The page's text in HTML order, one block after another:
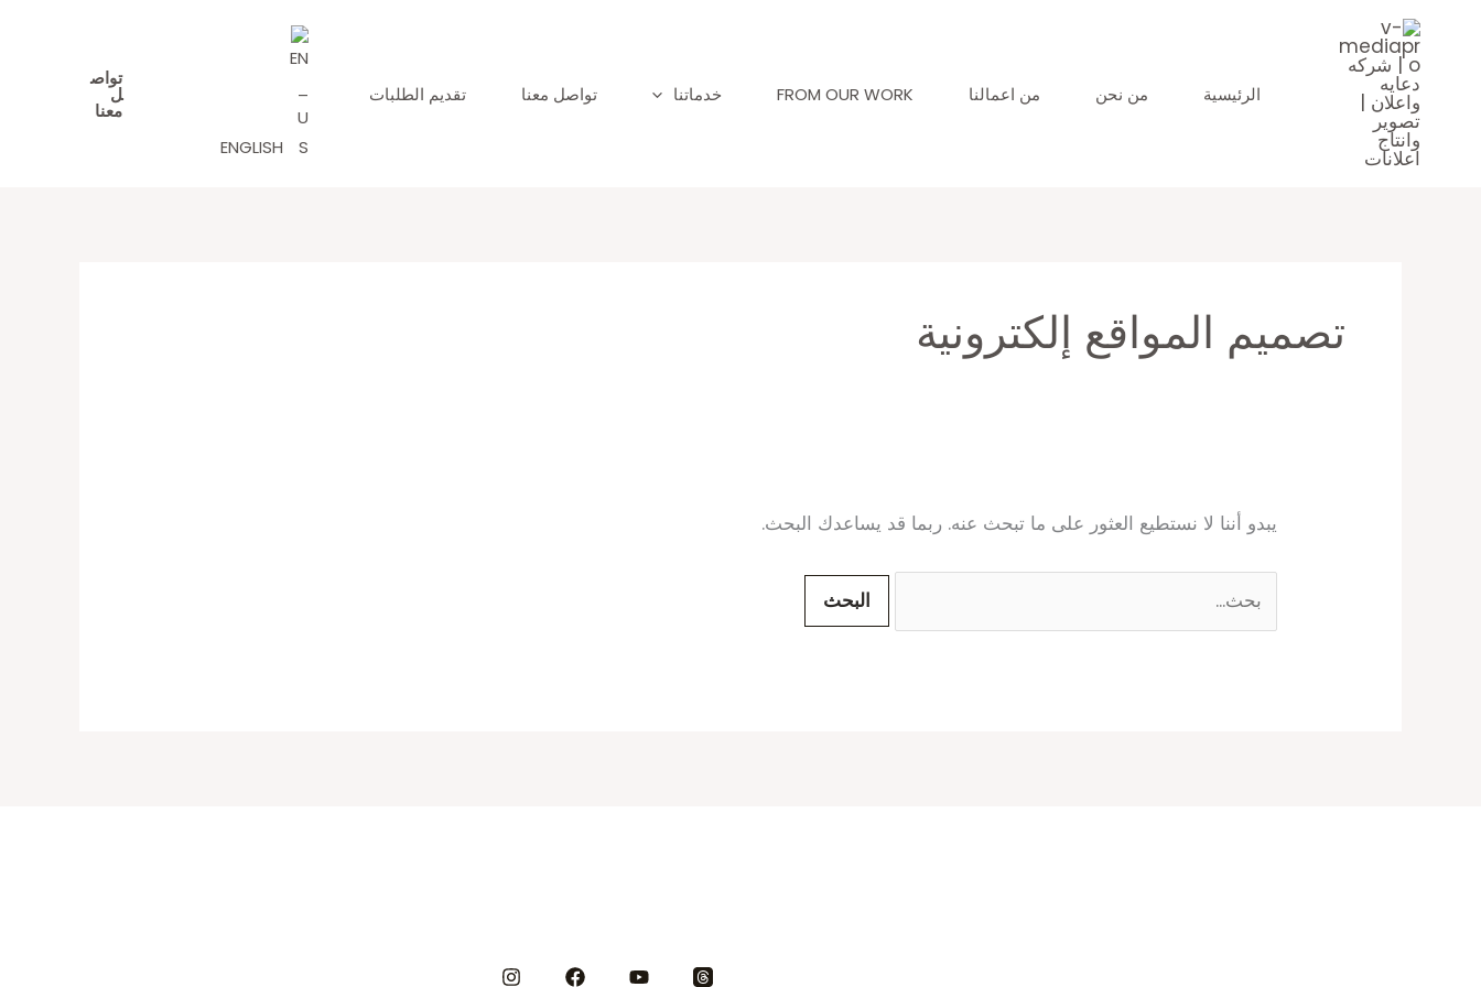
المحتوى
الرئيسية من نحن من اعمالنا FROM OUR WORK خدماتنا تواصل معنا تقديم الطلبات
ENGLISH
تواص
ل
معنا
تصميم المواقع إلكترونية
يبدو أننا لا نستطيع العثور على ما تبحث عنه. ربما قد يساعدك البحث.